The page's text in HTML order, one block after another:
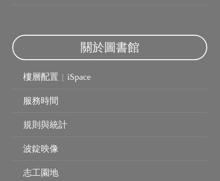
關於圖書館
樓層配置 | iSpace
服務時間
規則與統計
波錠映像
志工園地